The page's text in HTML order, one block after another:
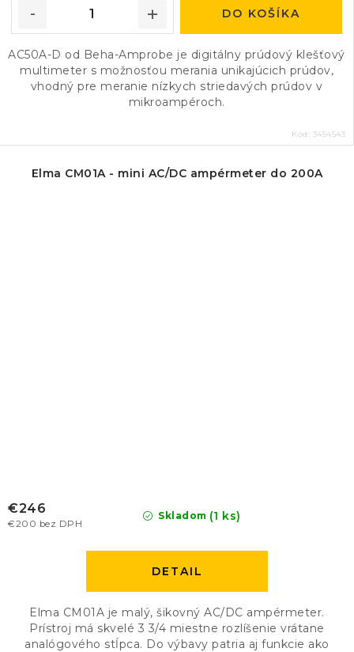
DO KOŠÍKA
AC50A-D od Beha-Amprobe je digitálny prúdový klešťový
multimeter s možnosťou merania unikajúcich prúdov,
vhodný pre meranie nízkych striedavých prúdov v
mikroampéroch.
Kód: 3454543
Elma CM01A - mini AC/DC ampérmeter do 200A
Skladom (1 ks)
€200 bez DPH
€246
DETAIL
Elma CM01A je malý, šikovný AC/DC ampérmeter.
Prístroj má skvelé 3 3/4 miestne rozlíšenie vrátane
analógového stĺpca. Do výbavy patria aj funkcie ako